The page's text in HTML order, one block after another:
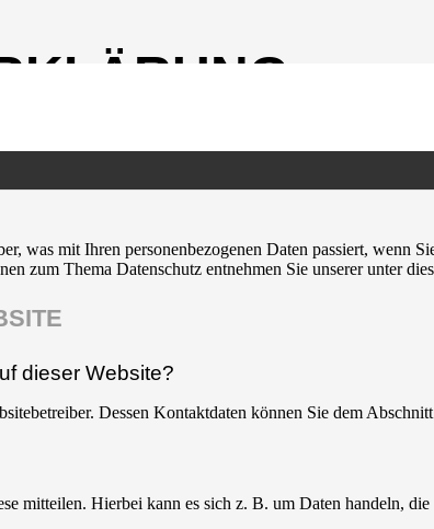
BLICK
was mit Ihren personenbezogenen Daten passiert, wenn
zum Thema Datenschutz entnehmen Sie unserer unter
dieser Website?
Dessen Kontaktdaten können Sie dem
mitteilen. Hierbei kann es sich z. B. um Daten handeln,